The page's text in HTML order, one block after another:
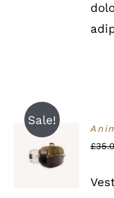
Sale!
Bewertet
mit5.00von
5
IN DEN
WARENKORB
£